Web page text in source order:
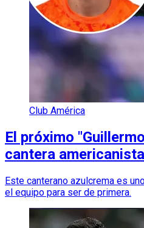
Club América
El próximo
cantera americanista
Este canterano azulcrema es
el equipo para ser de primera.